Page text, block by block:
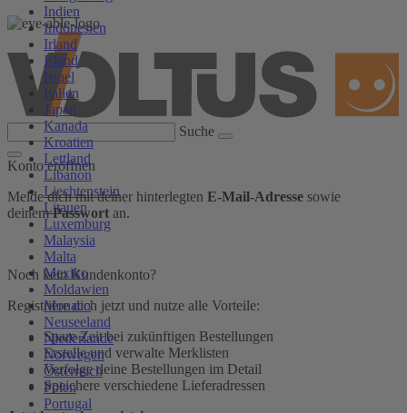
Indien
Indonesien
Irland
Island
Israel
Italien
Japan
Kanada
Kroatien
Lettland
Libanon
Liechtenstein
Litauen
Luxemburg
Malaysia
Malta
Mexiko
Moldawien
Monaco
Neuseeland
Niederlande
Norwegen
Österreich
Polen
Portugal
Suche
Konto eröffnen
Melde dich mit deiner hinterlegten E-Mail-Adresse sowie
deinemPasswort an.
Noch kein Kundenkonto?
Registriere dich jetzt und nutze alle Vorteile:
Spare Zeit bei zukünftigen Bestellungen
Erstelle und verwalte Merklisten
Verfolge deine Bestellungen im Detail
Speichere verschiedene Lieferadressen